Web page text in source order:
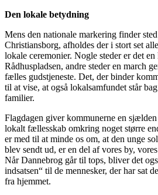
Den lokale betydning
Mens den nationale markering finder
Christiansborg, afholdes der i stort set
lokale ceremonier. Nogle steder er det en
Rådhuspladsen, andre steder en march
fælles gudstjeneste. Det, der binder
til at vise, at også lokalsamfundet står
familier.
Flagdagen giver kommunerne en
lokalt fællesskab omkring noget større
er med til at minde os om, at den unge
blev sendt ud, er en del af vores by,
Når Dannebrog går til tops, bliver det
indsatsen“ til de mennesker, der har sat
fra hjemmet.